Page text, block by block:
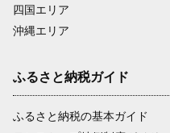
四国エリア
沖縄エリア
ふるさと納税ガイド
ふるさと納税の基本ガイド